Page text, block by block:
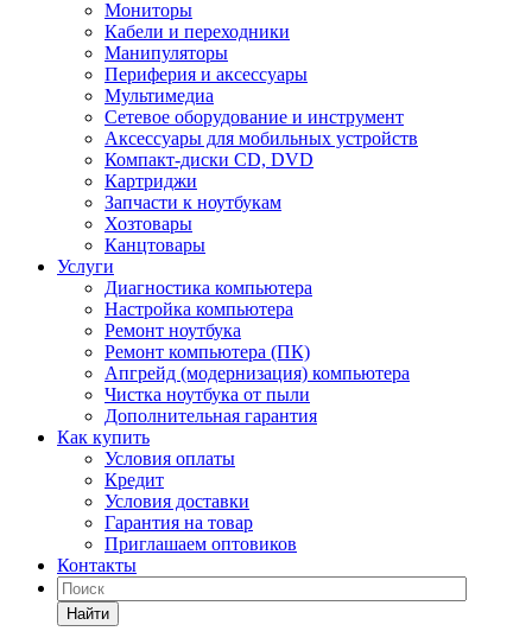
Мониторы
Кабели и переходники
Манипуляторы
Периферия и аксессуары
Мультимедиа
Сетевое оборудование и инструмент
Аксессуары для мобильных устройств
Компакт-диски CD, DVD
Картриджи
Запчасти к ноутбукам
Хозтовары
Канцтовары
Услуги
Диагностика компьютера
Настройка компьютера
Ремонт ноутбука
Ремонт компьютера (ПК)
Апгрейд (модернизация) компьютера
Чистка ноутбука от пыли
Дополнительная гарантия
Как купить
Условия оплаты
Кредит
Условия доставки
Гарантия на товар
Приглашаем оптовиков
Контакты
Найти